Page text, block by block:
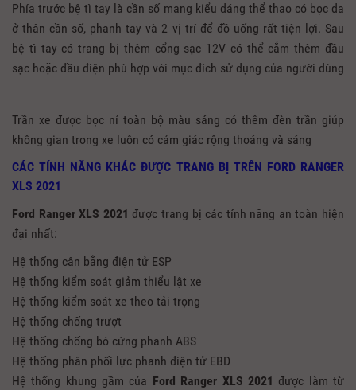
Phía trước bệ tì tay là cần số mang kiểu dáng thể thao có bọc da
ở thân cần số, phanh tay và 2 vị trí để đồ uống rất tiện lợi. Sau
bệ tì tay có trang bị thêm cổng sạc 12V có thể cắm thêm đầu
sạc hoặc đầu điện phù hợp với mục đích sử dụng của người dùng
Trần xe được bọc nỉ toàn bộ màu sáng có thêm đèn trần giúp
không gian trong xe luôn có cảm giác rộng thoáng và sáng
CÁC TÍNH NĂNG KHÁC ĐƯỢC TRANG BỊ TRÊN FORD RANGER
XLS 2021
Ford Ranger XLS 2021 được trang bị các tính năng an toàn hiện
đại nhất:
Hệ thống cân bằng điện tử ESP
Hệ thống kiểm soát giảm thiểu lật xe
Hệ thống kiểm soát xe theo tải trọng
Hệ thống chống trượt
Hệ thống chống bó cứng phanh ABS
Hệ thống phân phối lực phanh điện tử EBD
Hệ thống khung gầm của Ford Ranger XLS 2021 được làm từ